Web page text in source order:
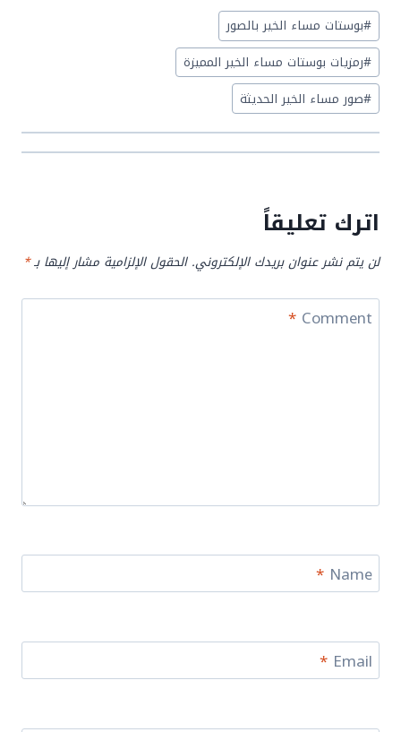
Post
Tags:
#بوستات مساء الخير بالصور
#رمزيات بوستات مساء الخير المميزة
#صور مساء الخير الحديثة
اترك تعليقاً
لن يتم نشر عنوان بريدك الإلكتروني. الحقول الإلزامية مشار إليها بـ*
Comment
*
Name
*
Email
*